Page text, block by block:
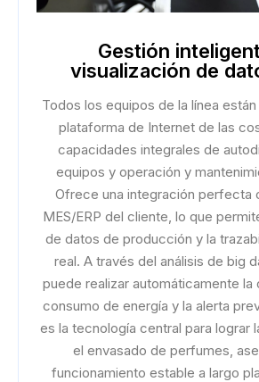
Gestión
visualización de
Todos los equipos de la línea
plataforma de Internet de las
capacidades integrales de
equipos y operación y
Ofrece una integración perfecta
MES/ERP del cliente, lo que
de datos de producción y la
real. A través del análisis de big
puede realizar automáticamente la
consumo de energía y la alerta
es la tecnología central para lograr
el envasado de perfumes,
funcionamiento estable a largo